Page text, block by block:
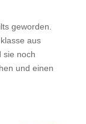
geworden.
aus
sie noch
und einen